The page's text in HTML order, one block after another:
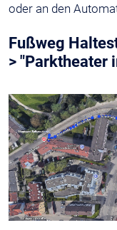
oder an den
Fußweg
> "Parktheater